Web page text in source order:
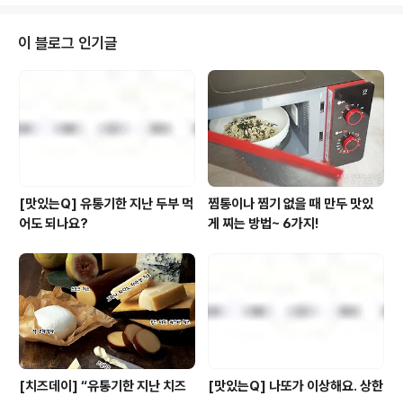
새로운 스킨과 일러스트, 신선한 레이아웃으로 옷을 갈아
입었습니다. ↙↙↙↙ 풀사이 가족들이 좀더 편하게 읽으
실 수 있도록 가독성도 높이고 신선한 분위기로 쇄신하기
위해, 나름 오랫동안 고민했고, 5월을 맞아 대망의 리뉴얼
을 단행하게 되었다지요. :) 자, 이렇게 경사스러운 날, 푸짐
한 이벤트가 빠질 수 없..
이 블로그 인기글
[맛있는Q] 유통기한 지난 두부 먹
어도 되나요?
찜통이나 찜기 없을 때 만두 맛있
게 찌는 방법~ 6가지!
[치즈데이] “유통기한 지난 치즈
[맛있는Q] 나또가 이상해요. 상한